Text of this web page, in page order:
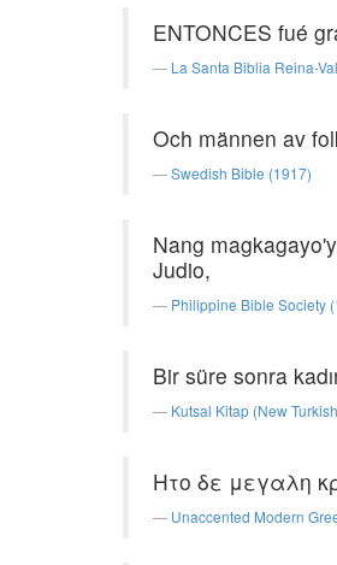
ENTONCES fué
La Santa Biblia Reina-
Och männen av
Swedish Bible (1917)
Nang
Judio,
Philippine Bible Society
Bir süre sonra
Kutsal Kitap (New
Ητο δε μεγαλη
Unaccented Modern